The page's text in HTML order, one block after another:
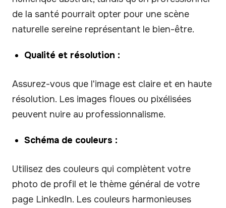
de la santé pourrait opter pour une scène
naturelle sereine représentant le bien-être.
Qualité et résolution :
Assurez-vous que l'image est claire et en haute
résolution. Les images floues ou pixélisées
peuvent nuire au professionnalisme.
Schéma de couleurs :
Utilisez des couleurs qui complètent votre
photo de profil et le thème général de votre
page LinkedIn. Les couleurs harmonieuses